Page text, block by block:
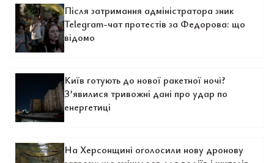
Після затримання адміністратора зник
Telegram-чат протестів за Федорова: що
відомо
Київ готують до нової ракетної ночі?
З’явилися тривожні дані про удар по
енергетиці
На Херсонщині оголосили нову дронову